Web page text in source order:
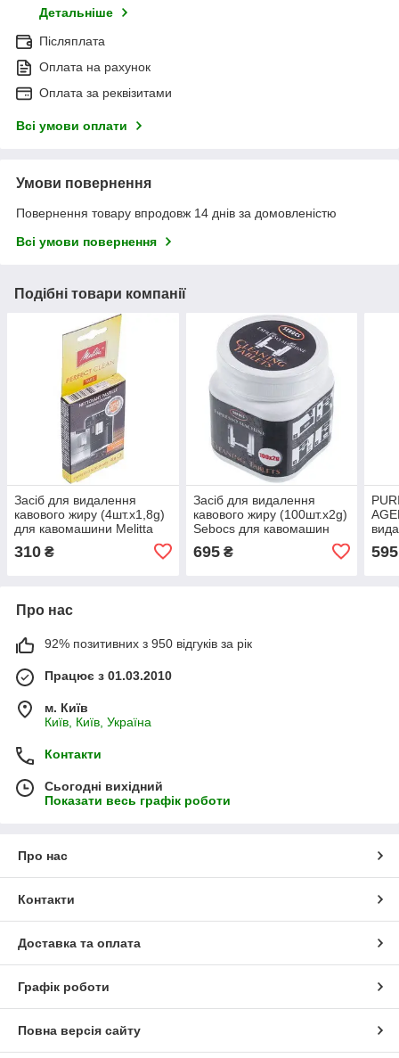
Детальніше
Післяплата
Оплата на рахунок
Оплата за реквізитами
Всі умови оплати
Умови повернення
Повернення товару впродовж 14 днів за домовленістю
Всі умови повернення
Подібні товари компанії
Засіб для видалення
кавового жиру (4шт.x1,8g)
для кавомашини Melitta
310 ₴
Засіб для видалення
кавового жиру (100шт.x2g)
Sebocs для кавомашин
695₴ 595
Про нас
92% позитивних з 950 відгуків за рік
Працює з 01.03.2010
м. Київ
Київ, Київ, Україна
Контакти
Сьогодні вихідний
Показати весь графік роботи
Про нас
Контакти
Доставка та оплата
Графік роботи
Повна версія сайту